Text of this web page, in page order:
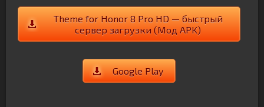
Theme for Honor 8 Pro HD — быстрый
сервер загрузки (Мод APK)
Google Play